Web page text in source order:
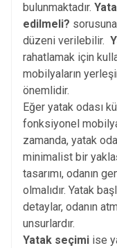
bulunmaktadır.
edilmeli?
düzeni verilebilir.
rahatlamak için
mobilyaların
önemlidir.
Eğer yatak odası
fonksiyonel
zamanda, yatak
minimalist bir
tasarımı, odanın
olmalıdır. Yatak
detaylar, odanın
unsurlardır.
Yatak seçimi ise